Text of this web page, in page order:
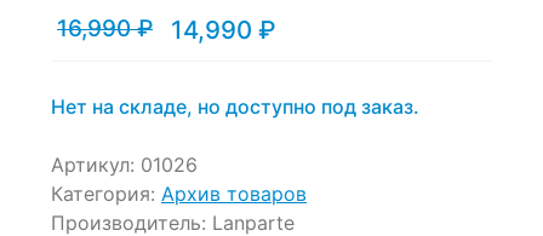
16,990₽
Первоначальная
16,990 ₽.
14,990 ₽
Текущая
Нет на складе, но доступно под заказ.
Артикул: 01026
Категория: Архив товаров
Производитель: Lanparte